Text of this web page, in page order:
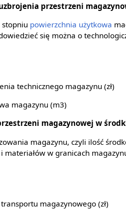
przestrzeni
stopniu powierzchnia użytkowa
się można o
technicznego magazynu (zł)
magazynu (m3)
magazynowej w
magazynu, czyli ilość
materiałów w granicach
magazynowego (zł)